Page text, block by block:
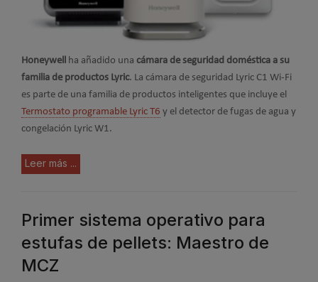
Honeywell ha añadido una cámara de seguridad doméstica a su
familia de productos Lyric. La cámara de seguridad Lyric C1 Wi-Fi
es parte de una familia de productos inteligentes que incluye el
Termostato programable Lyric T6 y el detector de fugas de agua y
congelación Lyric W1.
Leer más ...
Primer sistema operativo para
estufas de pellets: Maestro de
MCZ